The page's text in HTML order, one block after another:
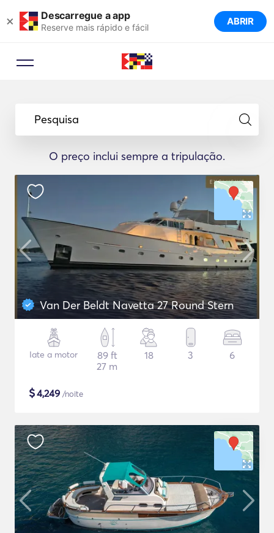
× Descarregue a app
Reserve mais rápido e fácil ABRIR
Pesquisa
O preço inclui sempre a tripulação.
Van Der Beldt Navetta 27 Round Stern
Iate a motor
89 ft
27 m
18 3 6
$4,249 /noite